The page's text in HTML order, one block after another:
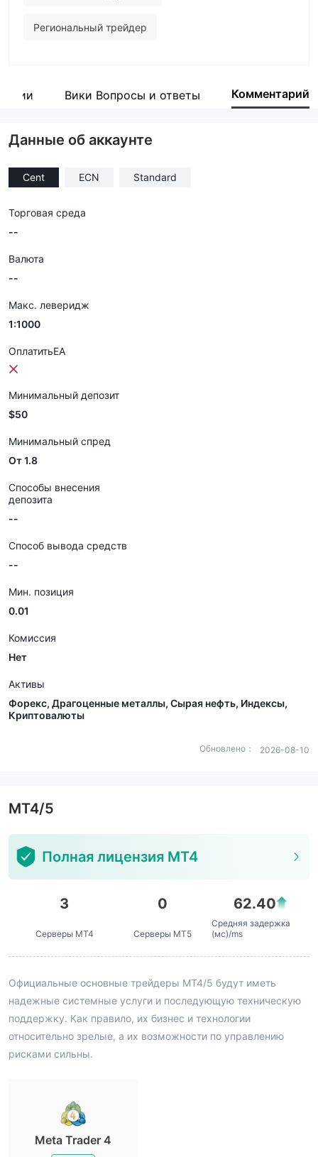
Региональный трейдер
Вики Вопросы и ответы Комментарий
Данные об аккаунте
Cent ECN Standard
Торговая среда
--
Валюта
--
Макс. леверидж
1:1000
ОплатитьEA
Минимальный депозит
$50
Минимальный спред
От 1.8
Способы внесения
депозита
--
Способ вывода средств
--
Мин. позиция
0.01
Комиссия
Нет
Активы
Форекс, Драгоценные металлы, Сырая нефть, Индексы,
Криптовалюты
Обновлено： 2026-08-10
MT4/5
Полная лицензия MT4
3
Серверы MT4
0
Серверы MT5
62.40
Средняя задержка
(мс)/ms
Официальные основные трейдеры MT4/5 будут иметь
надежные системные услуги и последующую техническую
поддержку. Как правило, их бизнес и технологии
относительно зрелые, а их возможности по управлению
рисками сильны.
Meta Trader 4